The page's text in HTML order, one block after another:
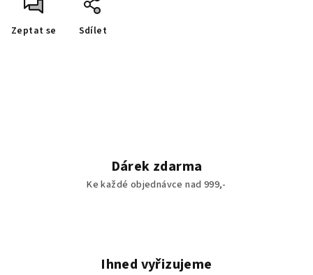
Zeptat se Sdílet
Dárek zdarma
Ke každé objednávce nad 999,-
Ihned vyřizujeme